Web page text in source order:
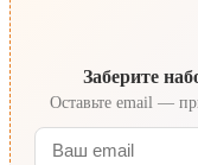
Заберите
Оставьте email —